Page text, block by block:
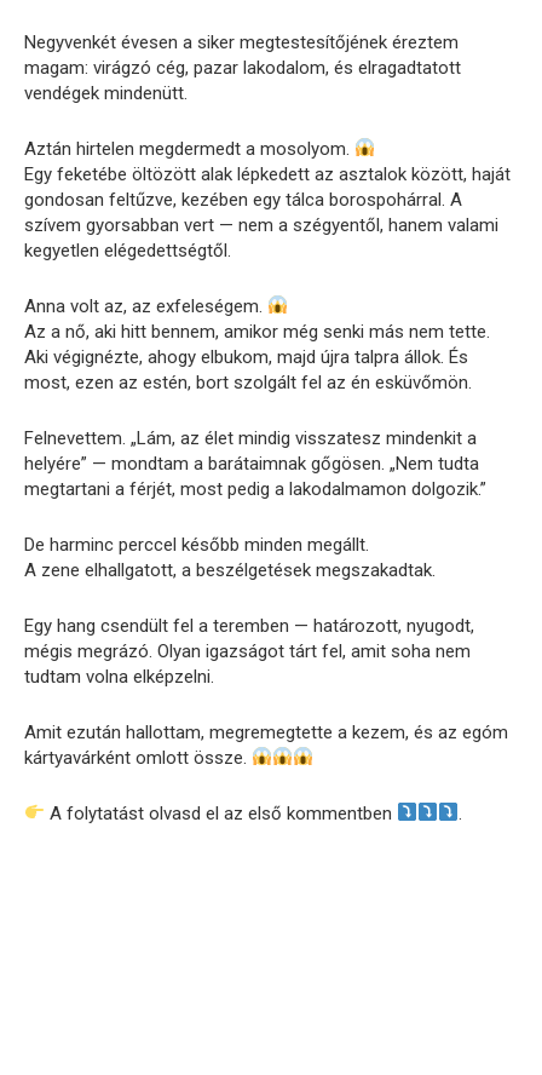
Negyvenkét évesen a siker megtestesítőjének éreztem
magam: virágzó cég, pazar lakodalom, és elragadtatott
vendégek mindenütt.
Aztán hirtelen megdermedt a mosolyom.
Egy feketébe öltözött alak lépkedett az asztalok között, haját
gondosan feltűzve, kezében egy tálca borospohárral. A
szívem gyorsabban vert — nem a szégyentől, hanem valami
kegyetlen elégedettségtől.
Anna volt az, az exfeleségem.
Az a nő, aki hitt bennem, amikor még senki más nem tette.
Aki végignézte, ahogy elbukom, majd újra talpra állok. És
most, ezen az estén, bort szolgált fel az én esküvőmön.
Felnevettem. „Lám, az élet mindig visszatesz mindenkit a
helyére” — mondtam a barátaimnak gőgösen. „Nem tudta
megtartani a férjét, most pedig a lakodalmamon dolgozik.”
De harminc perccel később minden megállt.
A zene elhallgatott, a beszélgetések megszakadtak.
Egy hang csendült fel a teremben — határozott, nyugodt,
mégis megrázó. Olyan igazságot tárt fel, amit soha nem
tudtam volna elképzelni.
Amit ezután hallottam, megremegtette a kezem, és az egóm
kártyavárként omlott össze.
A folytatást olvasd el az első kommentben